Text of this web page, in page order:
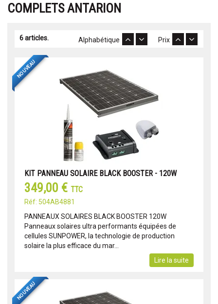
COMPLETS ANTARION
6 articles. Prix
Alphabétique
NOUVEAU
KIT PANNEAU SOLAIRE BLACK BOOSTER - 120W
349,00 € TTC
Réf: 504AB4881
PANNEAUX SOLAIRES BLACK BOOSTER 120W
Panneaux solaires ultra performants équipées de
cellules SUNPOWER, la technologie de production
solaire la plus efficace du mar...
Lire la suite
NOUVEAU